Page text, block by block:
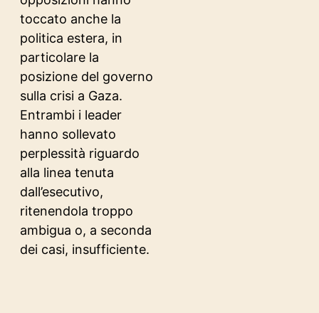
toccato anche la
politica estera, in
particolare la
posizione del governo
sulla crisi a Gaza.
Entrambi i leader
hanno sollevato
perplessità riguardo
alla linea tenuta
dall’esecutivo,
ritenendola troppo
ambigua o, a seconda
dei casi, insufficiente.